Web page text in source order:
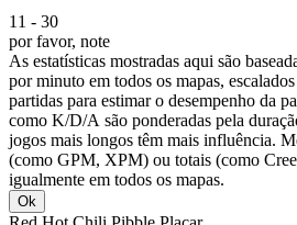
11 - 30
por favor, note
As estatísticas mostradas aqui são
por minuto em todos os mapas,
partidas para estimar o desempenho da
como K/D/A são ponderadas pela
jogos mais longos têm mais influência.
(como GPM, XPM) ou totais (como
igualmente em todos os mapas.
Ok